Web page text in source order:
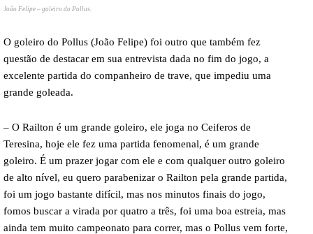
João Felipe – goleiro do Pollus.
O goleiro do Pollus (João Felipe) foi outro que também fez
questão de destacar em sua entrevista dada no fim do jogo, a
excelente partida do companheiro de trave, que impediu uma
grande goleada.
– O Railton é um grande goleiro, ele joga no Ceiferos de
Teresina, hoje ele fez uma partida fenomenal, é um grande
goleiro. É um prazer jogar com ele e com qualquer outro goleiro
de alto nível, eu quero parabenizar o Railton pela grande partida,
foi um jogo bastante difícil, mas nos minutos finais do jogo,
fomos buscar a virada por quatro a três, foi uma boa estreia, mas
ainda tem muito campeonato para correr, mas o Pollus vem forte,